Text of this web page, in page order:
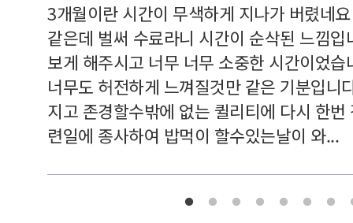
3개월이란 시간이 무색하게 지나가 버렸네
같은데 벌써 수료라니 시간이 순삭된 느낌
보게 해주시고 너무 너무 소중한 시간이었
너무도 허전하게 느껴질것만 같은 기분입니
지고 존경할수밖에 없는 퀼리티에 다시 한
련일에 종사하여 밥먹이 할수있는날이 와...